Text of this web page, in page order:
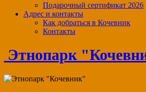
Подарочный сертификат 2026
Адрес и контакты
Как добраться в Кочевник
Контакты
Этнопарк